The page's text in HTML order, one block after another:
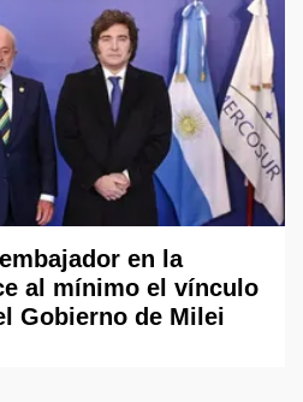
en la
al mínimo el vínculo
Gobierno de Milei